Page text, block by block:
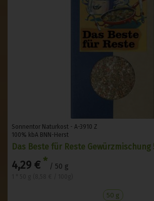
Sonnentor Naturkost - A-3910 Z
100% kbA BNN-Herst
Das Beste für Reste Gewürzmischung
4,29 € * / 50 g
50 g